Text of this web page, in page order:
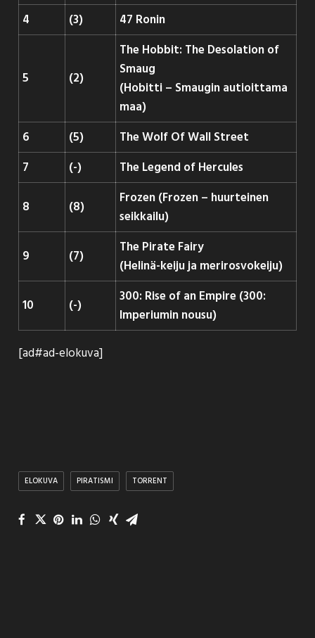
4
(3) 47 Ronin
5 (2)
The Hobbit: The Desolation of
Smaug
(Hobitti – Smaugin autioittama
maa)
6
(5)
The Wolf Of Wall Street
7
(-) The Legend of Hercules
8 (8)
Frozen (Frozen – huurteinen
seikkailu)
9 (7)
The Pirate Fairy
(Helinä-keiju ja merirosvokeiju)
10 (-)
300: Rise of an Empire (300:
Imperiumin nousu)
[ad#ad-elokuva]
ELOKUVA PIRATISMI TORRENT